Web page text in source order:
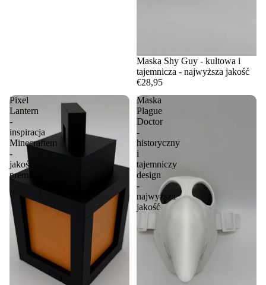
Maska Shy Guy - kultowa i
tajemnicza - najwyższa jakość
€28,95
Pixel
Lantern
-
inspiracja
Minecraftem
-
jakość
premium
Maska
Plague
Doctor
-
historyczny
i
tajemniczy
design
-
najwyższa
jakość